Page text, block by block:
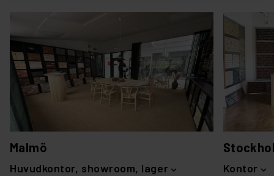
Malmö
Huvudkontor, showroom, lager Kontor